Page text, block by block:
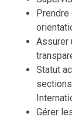
Assurer
Statut
Gérer